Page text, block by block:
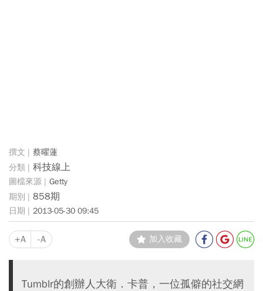
蔡曜蓮
科技線上
Getty
858期
2013-05-30 09:45
+A -A 加入收藏
Tumblr的創辦人大衛．卡普，一位孤僻的社交網